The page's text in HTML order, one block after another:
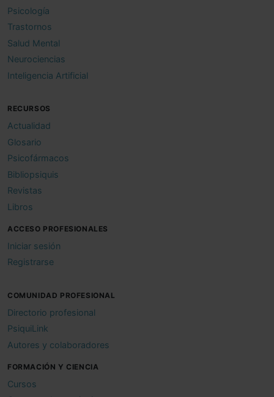
Psicología
Trastornos
Salud Mental
Neurociencias
Inteligencia Artificial
RECURSOS
Actualidad
Glosario
Psicofármacos
Bibliopsiquis
Revistas
Libros
ACCESO PROFESIONALES
Iniciar sesión
Registrarse
COMUNIDAD PROFESIONAL
Directorio profesional
PsiquiLink
Autores y colaboradores
FORMACIÓN Y CIENCIA
Cursos